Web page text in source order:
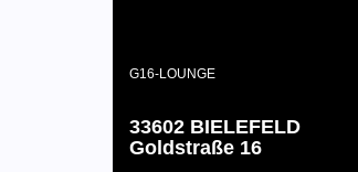
G16-LOUNGE
33602 BIELEFELD
Goldstraße 16